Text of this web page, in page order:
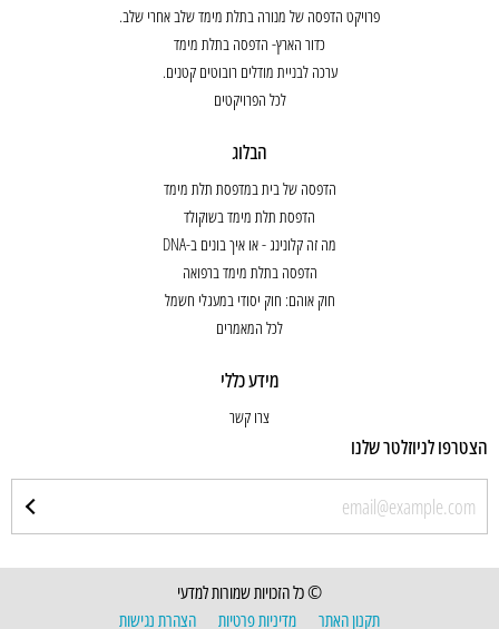
פרויקט הדפסה של מנורה בתלת מימד שלב אחרי שלב.
כדור הארץ- הדפסה בתלת מימד
ערכה לבניית מודלים רובוטים קטנים.
לכל הפרויקטים
הבלוג
הדפסה של בית במדפסת תלת מימד
הדפסת תלת מימד בשוקולד
מה זה קלונינג - או איך בונים ב-DNA
הדפסה בתלת מימד ברפואה
חוק אוהם: חוק יסודי במעגלי חשמל
לכל המאמרים
מידע כללי
צרו קשר
הצטרפו לניוזלטר שלנו
© כל הזכויות שמורות למדעי
תקנון האתר
מדיניות פרטיות הצהרת נגישות